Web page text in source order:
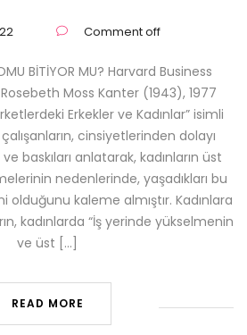
Comment off
BİTİYOR MU? Harvard Business
Moss Kanter (1943), 1977
Erkekler ve Kadınlar” isimli
cinsiyetlerinden dolayı
ve baskıları anlatarak, kadınların üst
nedenlerinde, yaşadıkları bu
kaleme almıştır. Kadınlara
kadınlarda “İş yerinde yükselmenin
ve üst […]
READ MORE